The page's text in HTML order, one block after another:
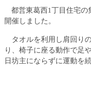
都営東葛西1丁目住宅の
開催しました。
タオルを利用し肩回り
り、椅子に座る動作で足
日坊主にならずに運動を